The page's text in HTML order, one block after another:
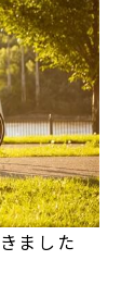
ました